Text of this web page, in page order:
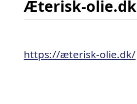
Æterisk-olie.dk
https://æterisk-olie.dk/